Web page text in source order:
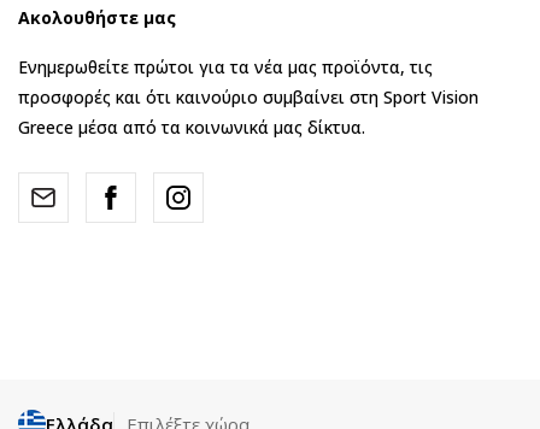
Ακολουθήστε μας
Ενημερωθείτε πρώτοι για τα νέα μας προϊόντα, τις
προσφορές και ότι καινούριο συμβαίνει στη Sport Vision
Greece μέσα από τα κοινωνικά μας δίκτυα.
Ελλάδα Επιλέξτε χώρα